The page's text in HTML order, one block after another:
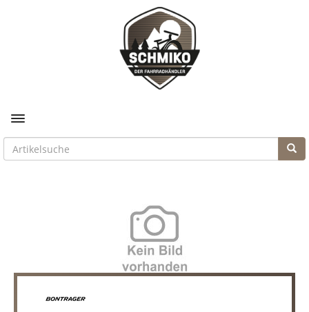
Toggle navigation